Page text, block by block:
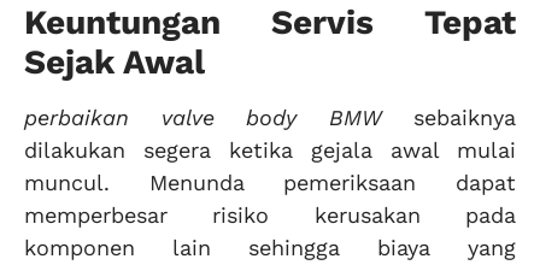
Keuntungan Servis Tepat
Sejak Awal
perbaikan valve body BMWsebaiknya
dilakukan segera ketika gejala awal mulai
muncul. Menunda pemeriksaan dapat
memperbesar risiko kerusakan pada
komponen lain sehingga biaya yang